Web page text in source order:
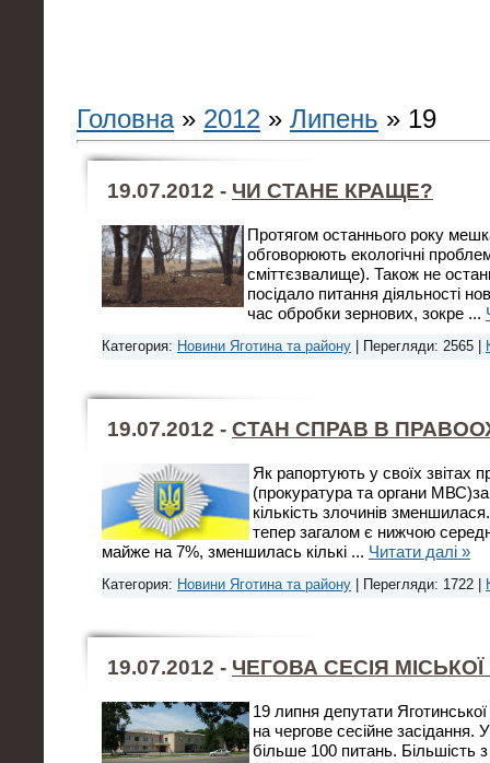
Головна» 2012 » Липень » 19
19.07.2012 - ЧИ СТАНЕ КРАЩЕ?
Протягом останнього року
обговорюють екологічні
сміттєзвалище). Також не
посідало питання діяльності
час обробки зернових, зокре ...
Категория: Новини Яготина та району | Перегляди: 2565 |
19.07.2012 - СТАН СПРАВ В
Як рапортують у своїх звітах
(прокуратура та органи
кількість злочинів
тепер загалом є нижчою
майже на 7%, зменшилась кількі ... Читати далі »
Категория: Новини Яготина та району | Перегляди: 1722 |
19.07.2012 - ЧЕГОВА СЕСІЯ
19 липня депутати
на чергове сесійне
більше 100 питань. Більшість